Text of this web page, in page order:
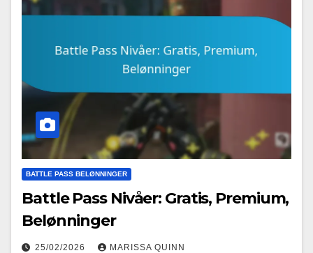
BATTLE PASS BELØNNINGER
Battle Pass Nivåer: Gratis, Premium,
Belønninger
25/02/2026 MARISSA QUINN